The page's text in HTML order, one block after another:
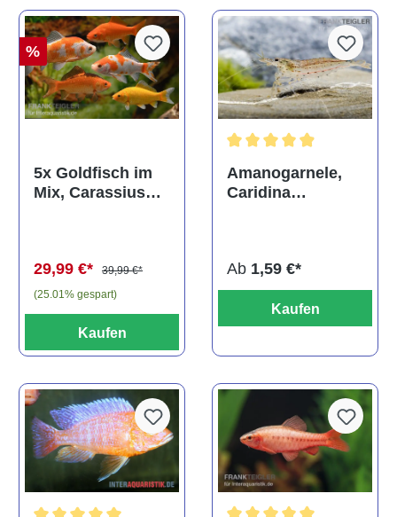
%
5x Goldfisch im
Mix, Carassius
29,99 €*
39,99 €*
(25.01% gespart)
Kaufen
Amanogarnele,
Caridina
Ab 1,59 €*
Kaufen